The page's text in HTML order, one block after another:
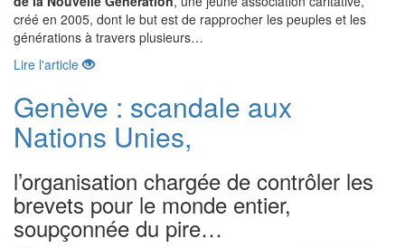
créé en 2005, dont le but est de rapprocher les peuples et les
générations à travers plusieurs…
Lire l'article
Genève : scandale aux
Nations Unies,
l’organisation chargée de contrôler les
brevets pour le monde entier,
soupçonnée du pire…